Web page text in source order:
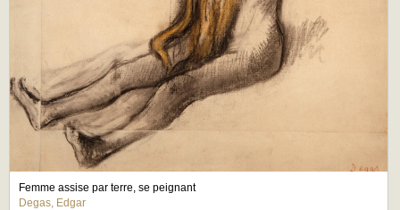
Femme assise par terre, se peignant
Degas, Edgar